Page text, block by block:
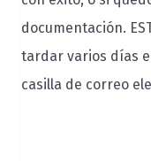
documentación.
tardar varios días
casilla de correo